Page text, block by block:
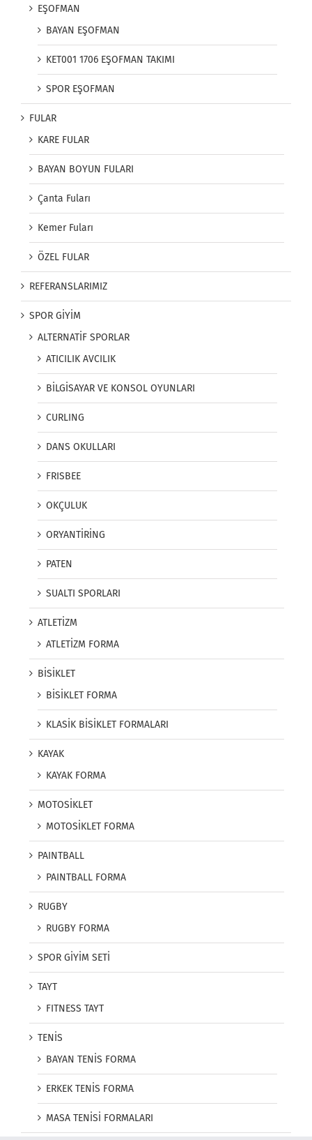
EŞOFMAN
BAYAN EŞOFMAN
KET001 1706 EŞOFMAN TAKIMI
SPOR EŞOFMAN
FULAR
KARE FULAR
BAYAN BOYUN FULARI
Çanta Fuları
Kemer Fuları
ÖZEL FULAR
REFERANSLARIMIZ
SPOR GİYİM
ALTERNATİF SPORLAR
ATICILIK AVCILIK
BİLGİSAYAR VE KONSOL OYUNLARI
CURLING
DANS OKULLARI
FRISBEE
OKÇULUK
ORYANTİRİNG
PATEN
SUALTI SPORLARI
ATLETİZM
ATLETİZM FORMA
BİSİKLET
BİSİKLET FORMA
KLASİK BİSİKLET FORMALARI
KAYAK
KAYAK FORMA
MOTOSİKLET
MOTOSİKLET FORMA
PAINTBALL
PAINTBALL FORMA
RUGBY
RUGBY FORMA
SPOR GİYİM SETİ
TAYT
FITNESS TAYT
TENİS
BAYAN TENİS FORMA
ERKEK TENİS FORMA
MASA TENİSİ FORMALARI